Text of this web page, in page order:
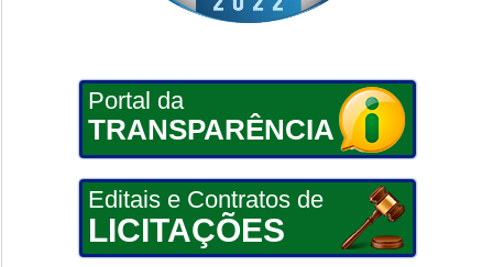
Portal da
TRANSPARÊNCIA
Editais e Contratos de
LICITAÇÕES